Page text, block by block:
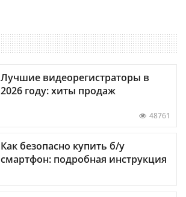
Лучшие видеорегистраторы в
2026 году: хиты продаж
48761
Как безопасно купить б/у
смартфон: подробная инструкция